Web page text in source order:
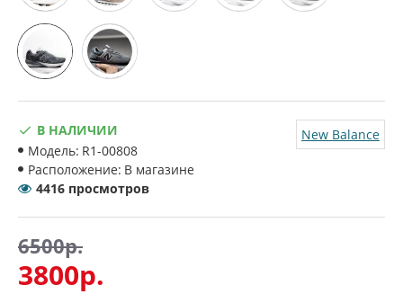
3800р.
6500р.
В НАЛИЧИИ
Модель: R1-00808
Расположение: В магазине
New Balance
4416 просмотров